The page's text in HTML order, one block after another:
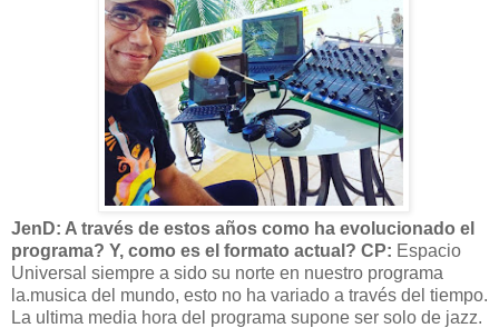
JenD: A través de estos años como ha evolucionado el
programa? Y, como es el formato actual? CP: Espacio
Universal siempre a sido su norte en nuestro programa
la.musica del mundo, esto no ha variado a través del tiempo.
La ultima media hora del programa supone ser solo de jazz.